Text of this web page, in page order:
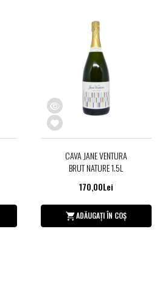
CAVA JANE VENTURA
BRUT NATURE 1.5L
170,00Lei
ADĂUGAȚI ÎN COȘ